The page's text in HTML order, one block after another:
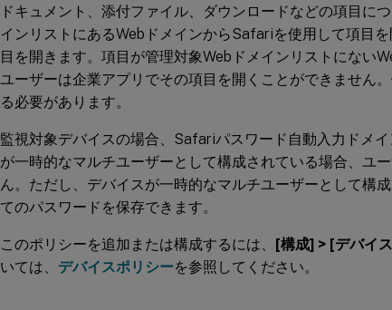
ドキュメント、添付ファイル、ダウンロードなどの項目に
インリストにあるWebドメインからSafariを使用して項目
目を開きます。項目が管理対象Webドメインリストにない
ユーザーは企業アプリでその項目を開くことができません
る必要があります。
監視対象デバイスの場合、Safariパスワード自動入力ドメ
が一時的なマルチユーザーとして構成されている場合、ユ
ん。ただし、デバイスが一時的なマルチユーザーとして構
てのパスワードを保存できます。
このポリシーを追加または構成するには、 [構成] > [デバイ
いては、 デバイスポリシーを参照してください。